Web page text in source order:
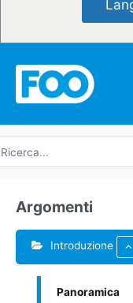
Argomenti
Introduzione
Panoramica